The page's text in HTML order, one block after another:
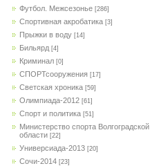
Футбол. Межсезонье [286]
Спортивная акробатика [3]
Прыжки в воду [14]
Бильярд [4]
Криминал [0]
СПОРТсооружения [17]
Светская хроника [59]
Олимпиада-2012 [61]
Спорт и политика [51]
Министерство спорта Волгоградской
области [22]
Универсиада-2013 [20]
Сочи-2014 [23]